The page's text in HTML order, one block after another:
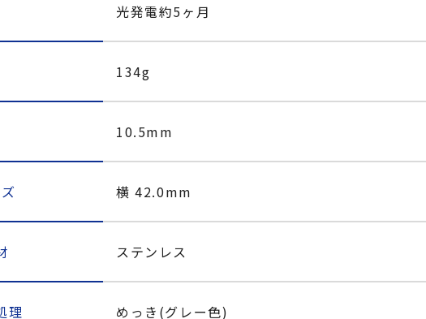
光発電約5ヶ月
134g
10.5mm
横 42.0mm
ステンレス
理 めっき(グレー色)